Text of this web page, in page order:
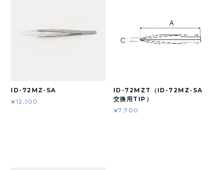
ID-72MZ-SA
¥12,100
ID-72MZT（ID-72MZ-SA
交換用TIP）
¥7,700